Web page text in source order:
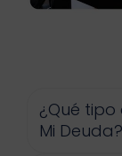
¿Qué
Mi Deuda?